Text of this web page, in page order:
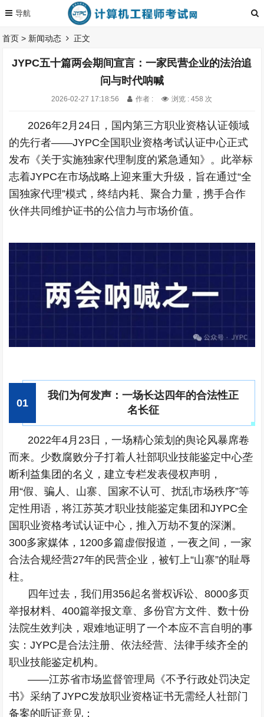
首页 > 新闻动态 正文
JYPC五十篇两会期间宣言：一家民营企业的法治追
问与时代呐喊
2026-02-27 17:18:56 作者 : 浏览 : 458 次
2026年2月24日，国内第三方职业资格认证领域
的先行者——JYPC全国职业资格考试认证中心正式
发布《关于实施独家代理制度的紧急通知》。此举标
志着JYPC在市场战略上迎来重大升级，旨在通过“全
国独家代理”模式，终结内耗、聚合力量，携手合作
伙伴共同维护证书的公信力与市场价值。
01
我们为何发声：一场长达四年的合法性正
名长征
2022年4月23日，一场精心策划的舆论风暴席卷
而来。少数腐败分子打着人社部职业技能鉴定中心垄
断利益集团的名义，建立专栏发表侵权声明，
用“假、骗人、山寨、国家不认可、扰乱市场秩序”等
定性用语，将江苏英才职业技能鉴定集团和JYPC全
国职业资格考试认证中心，推入万劫不复的深渊。
300多家媒体，1200多篇虚假报道，一夜之间，一家
合法合规经营27年的民营企业，被钉上“山寨”的耻辱
柱。
四年过去，我们用356起名誉权诉讼、8000多页
举报材料、400篇举报文章、多份官方文件、数十份
法院生效判决，艰难地证明了一个本应不言自明的事
实：JYPC是合法注册、依法经营、法律手续齐全的
职业技能鉴定机构。
——江苏省市场监督管理局《不予行政处罚决定
书》采纳了JYPC发放职业资格证书无需经人社部门
备案的听证意见；